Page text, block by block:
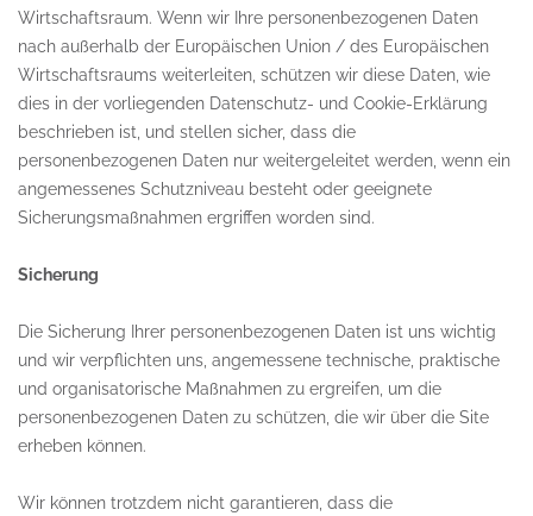
Wirtschaftsraum. Wenn wir Ihre personenbezogenen Daten
nach außerhalb der Europäischen Union / des Europäischen
Wirtschaftsraums weiterleiten, schützen wir diese Daten, wie
dies in der vorliegenden Datenschutz- und Cookie-Erklärung
beschrieben ist, und stellen sicher, dass die
personenbezogenen Daten nur weitergeleitet werden, wenn ein
angemessenes Schutzniveau besteht oder geeignete
Sicherungsmaßnahmen ergriffen worden sind.
Sicherung
Die Sicherung Ihrer personenbezogenen Daten ist uns wichtig
und wir verpflichten uns, angemessene technische, praktische
und organisatorische Maßnahmen zu ergreifen, um die
personenbezogenen Daten zu schützen, die wir über die Site
erheben können.
Wir können trotzdem nicht garantieren, dass die